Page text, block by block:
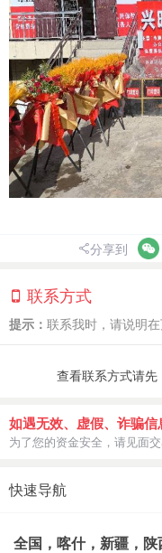
分享到
联系方式
提示： 联系我时，请说明
查看联系方式请先
如遇无效、虚假、诈骗
为了您的资金安全，请见面
快速导航
全国，喀什，新疆，